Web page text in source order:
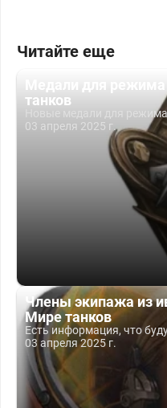
Читайте еще
Медали для
танков
Новые медали для
03 апреля 2025 г.
Члены экипажа из
Мире танков
Есть информация, что
03 апреля 2025 г.